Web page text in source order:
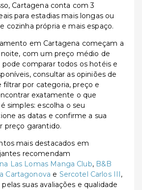
Cartagena conta com 3
para estadias mais longas ou
cozinha própria e mais espaço.
em Cartagena começam a
com um preço médio de
pode comparar todos os hotéis e
consultar as opiniões de
filtrar por categoria, preço e
exatamente o que
simples: escolha o seu
as datas e confirme a sua
preço garantido.
mais destacados em
recomendam
Las Lomas Manga Club, B&B
Cartagonova e Sercotel Carlos III,
suas avaliações e qualidade